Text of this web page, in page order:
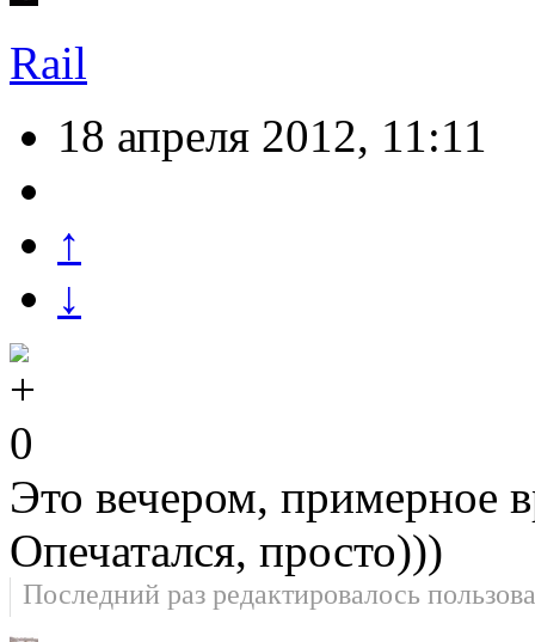
Rail
18 апреля 2012, 11:11
↑
↓
0
Это вечером, примерное
Опечатался, просто)))
Последний раз редактировалось